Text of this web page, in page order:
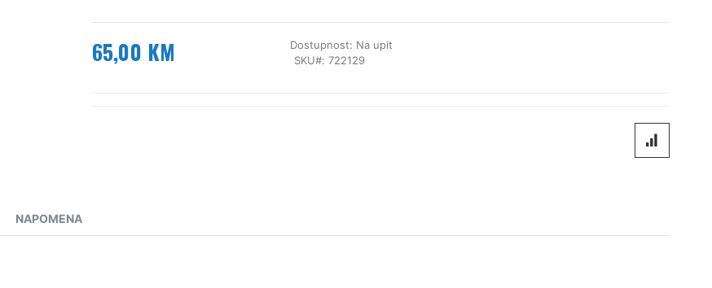
65,00 KM Dostupnost: Na upit
SKU
722129
NAPOMENA